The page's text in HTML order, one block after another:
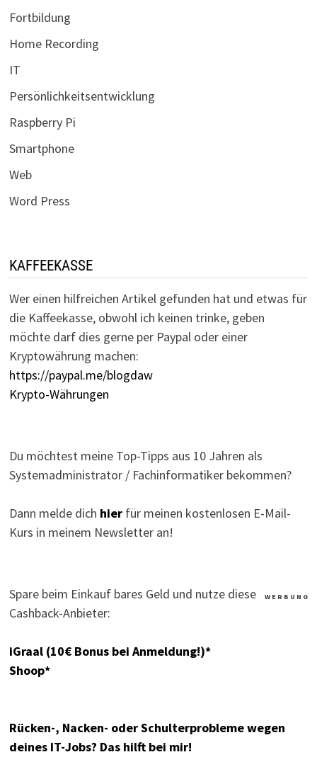
Fortbildung
Home Recording
IT
Persönlichkeitsentwicklung
Raspberry Pi
Smartphone
Web
Word Press
KAFFEEKASSE
Wer einen hilfreichen Artikel gefunden hat und etwas für
die Kaffeekasse, obwohl ich keinen trinke, geben
möchte darf dies gerne per Paypal oder einer
Kryptowährung machen:
https://paypal.me/blogdaw
Krypto-Währungen
Du möchtest meine Top-Tipps aus 10 Jahren als
Systemadministrator / Fachinformatiker bekommen?
Dann melde dich hierfür meinen kostenlosen E-Mail-
Kurs in meinem Newsletter an!
W E R B U N G
Spare beim Einkauf bares Geld und nutze diese
Cashback-Anbieter:
iGraal (10€ Bonus bei Anmeldung!)*
Shoop*
Rücken-, Nacken- oder Schulterprobleme wegen
deines IT-Jobs? Das hilft bei mir!